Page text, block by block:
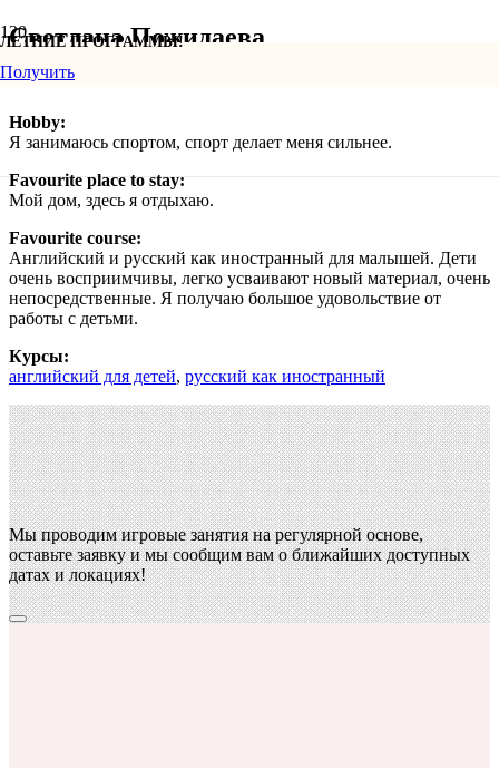
ЛЕТНИЕ ПРОГРАММЫ!
Получить
Светлана Пожидаева
Hobby:
Я занимаюсь спортом, спорт делает меня сильнее.
Favourite place to stay:
Мой дом, здесь я отдыхаю.
Favourite course:
Английский и русский как иностранный для малышей. Дети
очень восприимчивы, легко усваивают новый материал, очень
непосредственные. Я получаю большое удовольствие от
работы с детьми.
Курсы:
английский для детей, русский как иностранный
Мы проводим игровые занятия на регулярной основе,
оставьте заявку и мы сообщим вам о ближайших доступных
датах и локациях!